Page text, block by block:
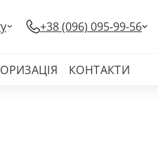
+38 (096) 095-99-56
КОНТАКТИ